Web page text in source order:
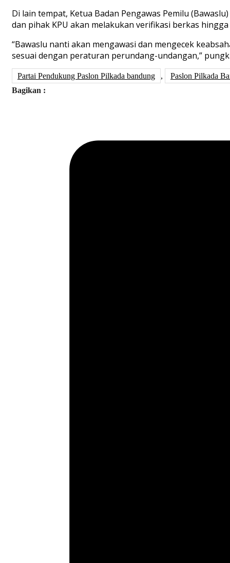
Di lain tempat, Ketua Badan Pengawas Pemilu
dan pihak KPU akan melakukan verifikasi berkas
“Bawaslu nanti akan mengawasi dan mengecek
sesuai dengan peraturan perundang-undangan,”
Partai Pendukung Paslon Pilkada bandung ,
Paslon Pilkada
Bagikan :